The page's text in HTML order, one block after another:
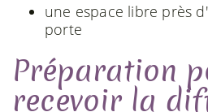
une espace libre près
porte
Préparation
recevoir la